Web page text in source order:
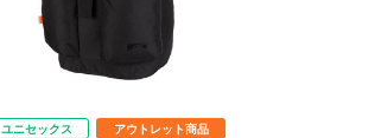
ユニセックス アウトレット商品